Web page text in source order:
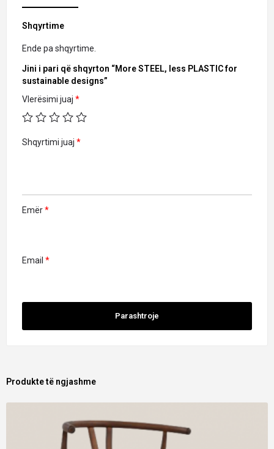
Shqyrtime
Ende pa shqyrtime.
Jini i pari që shqyrton “More STEEL, less PLASTIC for
sustainable designs”
Vlerësimi juaj *
Shqyrtimi juaj *
Emër*
Email *
Produkte të ngjashme